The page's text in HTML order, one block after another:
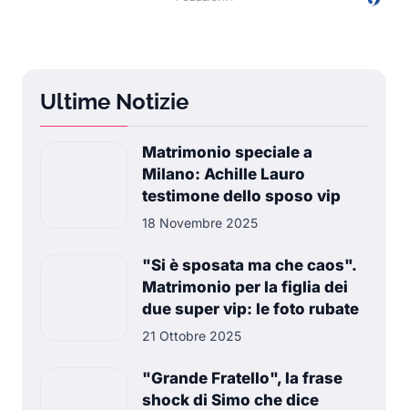
Ultime Notizie
Matrimonio speciale a
Milano: Achille Lauro
testimone dello sposo vip
18 Novembre 2025
"Si è sposata ma che caos".
Matrimonio per la figlia dei
due super vip: le foto rubate
21 Ottobre 2025
"Grande Fratello", la frase
shock di Simo che dice